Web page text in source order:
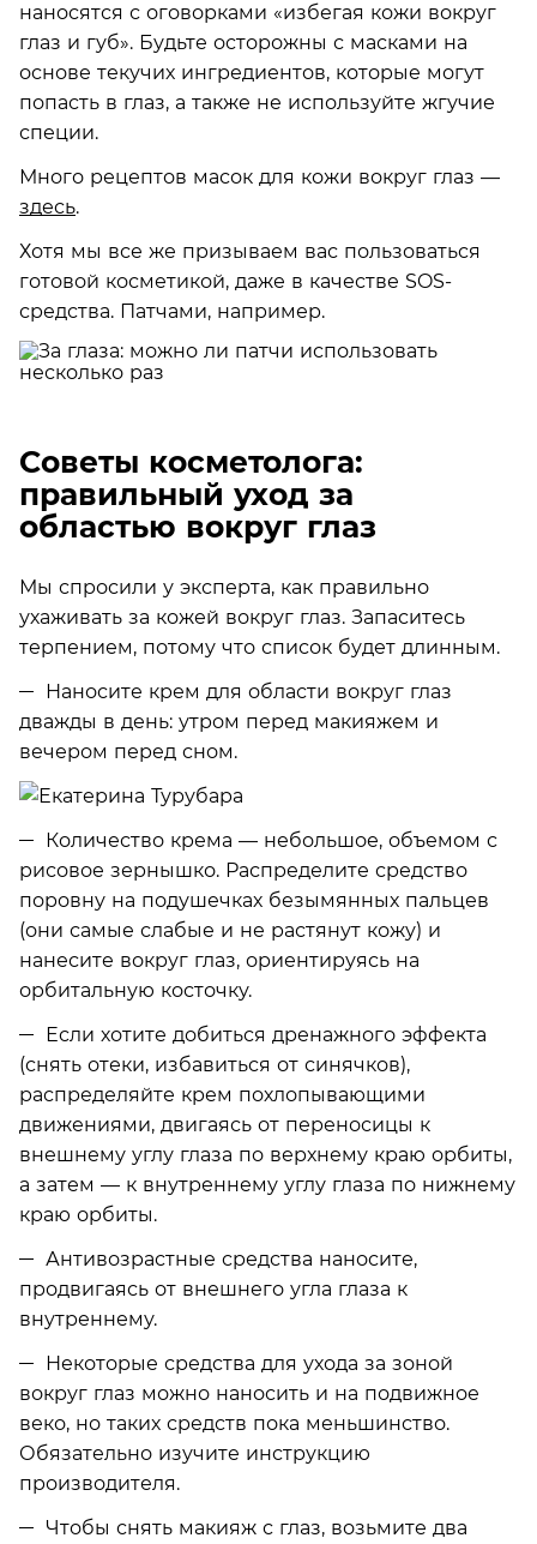
наносятся с оговорками «избегая кожи вокруг
глаз и губ». Будьте осторожны с масками на
основе текучих ингредиентов, которые могут
попасть в глаз, а также не используйте жгучие
специи.
Много рецептов масок для кожи вокруг глаз —
здесь.
Хотя мы все же призываем вас пользоваться
готовой косметикой, даже в качестве SOS-
средства. Патчами, например.
Советы косметолога:
правильный уход за
областью вокруг глаз
Мы спросили у эксперта, как правильно
ухаживать за кожей вокруг глаз. Запаситесь
терпением, потому что список будет длинным.
Наносите крем для области вокруг глаз
дважды в день: утром перед макияжем и
вечером перед сном.
Количество крема — небольшое, объемом с
рисовое зернышко. Распределите средство
поровну на подушечках безымянных пальцев
(они самые слабые и не растянут кожу) и
нанесите вокруг глаз, ориентируясь на
орбитальную косточку.
Если хотите добиться дренажного эффекта
(снять отеки, избавиться от синячков),
распределяйте крем похлопывающими
движениями, двигаясь от переносицы к
внешнему углу глаза по верхнему краю орбиты,
а затем — к внутреннему углу глаза по нижнему
краю орбиты.
Антивозрастные средства наносите,
продвигаясь от внешнего угла глаза к
внутреннему.
Некоторые средства для ухода за зоной
вокруг глаз можно наносить и на подвижное
веко, но таких средств пока меньшинство.
Обязательно изучите инструкцию
производителя.
Чтобы снять макияж с глаз, возьмите два